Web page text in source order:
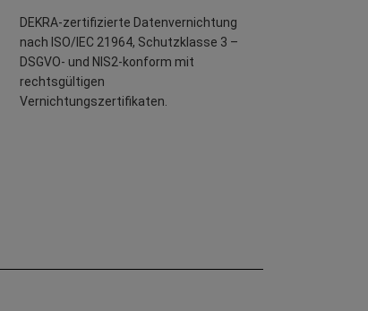
DEKRA-zertifizierte Datenvernichtung
nach ISO/IEC 21964, Schutzklasse 3 –
DSGVO- und NIS2-konform mit
rechtsgültigen
Vernichtungszertifikaten.